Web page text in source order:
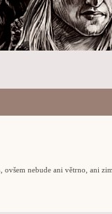
ovšem nebude ani větrno, ani